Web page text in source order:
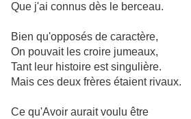
Que j'ai connus dès le berceau.
Bien qu'opposés de caractère,
On pouvait les croire jumeaux,
Tant leur histoire est singulière.
Mais ces deux frères étaient rivaux.
Ce qu'Avoir aurait voulu être